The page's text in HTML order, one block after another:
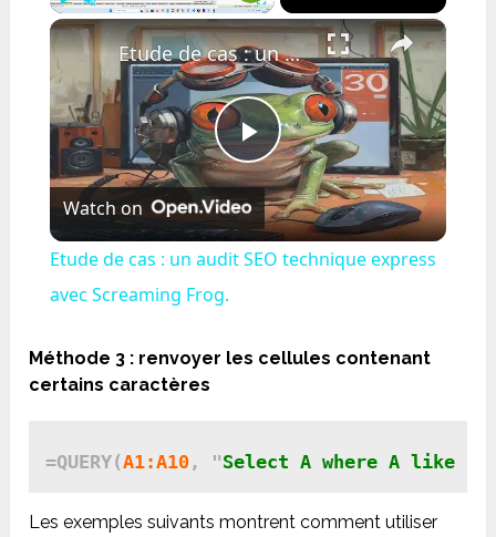
Play Unmute ×
Play
Video
Etude de cas : un audit SEO technique express avec Screaming Frog.
Watch on
Etude de cas : un audit SEO technique express
avec Screaming Frog.
Méthode 3 : renvoyer les cellules contenant
certains caractères
=QUERY(A1:A10 , "Select A where A like
Les exemples suivants montrent comment utiliser